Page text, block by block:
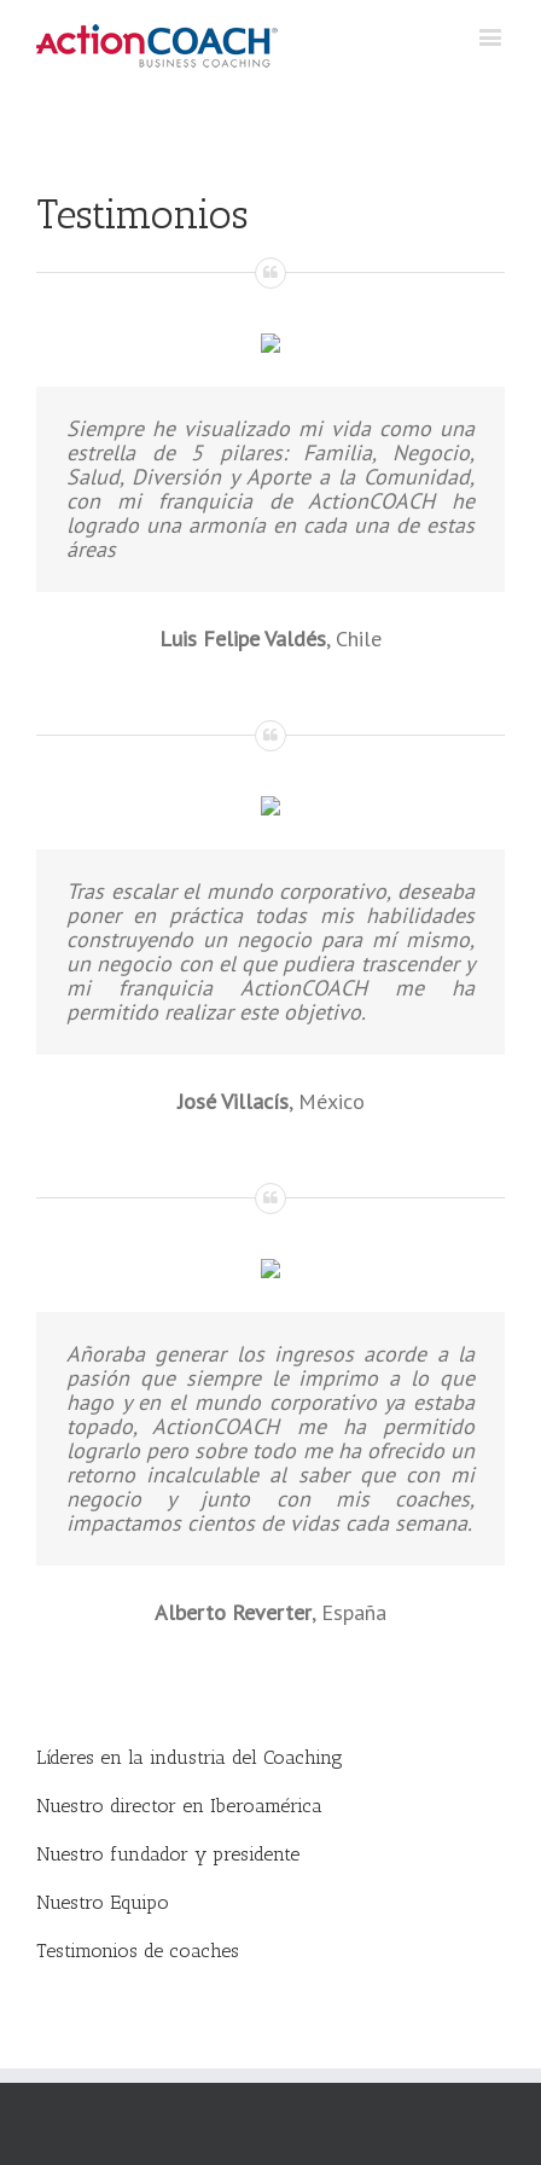
Testimonios
Siempre he visualizado mi vida como una
estrella de 5 pilares: Familia, Negocio,
Salud, Diversión y Aporte a la Comunidad,
con mi franquicia de ActionCOACH he
logrado una armonía en cada una de estas
áreas
Luis Felipe Valdés, Chile
Tras escalar el mundo corporativo, deseaba
poner en práctica todas mis habilidades
construyendo un negocio para mí mismo,
un negocio con el que pudiera trascender y
mi franquicia ActionCOACH me ha
permitido realizar este objetivo.
José Villacís, México
Añoraba generar los ingresos acorde a la
pasión que siempre le imprimo a lo que
hago y en el mundo corporativo ya estaba
topado, ActionCOACH me ha permitido
lograrlo pero sobre todo me ha ofrecido un
retorno incalculable al saber que con mi
negocio y junto con mis coaches,
impactamos cientos de vidas cada semana.
Alberto Reverter, España
Líderes en la industria del Coaching
Nuestro director en Iberoamérica
Nuestro fundador y presidente
Nuestro Equipo
Testimonios de coaches